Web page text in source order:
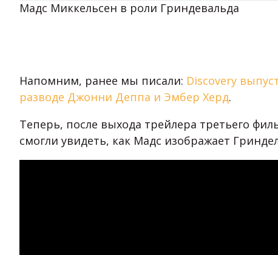
Мадс Миккельсен в роли Гриндевальда
Напомним, ранее мы писали: Discovery
разводе Джонни Деппа и Эмбер Херд.
Теперь, после выхода трейлера третьего
смогли увидеть, как Мадс изображает